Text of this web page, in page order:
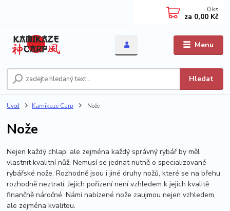
Menu
Hledat
0 ks
za 0,00 Kč
Úvod Kamikaze Carp Nože
Nože
Nejen každý chlap, ale zejména každý správný rybář by měl
vlastnit kvalitní nůž. Nemusí se jednat nutně o specializované
rybářské nože. Rozhodně jsou i jiné druhy nožů, které se na břehu
rozhodně neztratí. Jejich pořízení není vzhledem k jejich kvalitě
finančně náročné. Námi nabízené nože zaujmou nejen vzhledem,
ale zejména kvalitou.